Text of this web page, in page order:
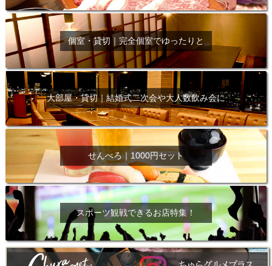
個室・貸切｜完全個室でゆったりと
大部屋・貸切｜結婚式二次会や大人数飲み会に
せんべろ｜1000円セット
スポーツ観戦できるお店特集！